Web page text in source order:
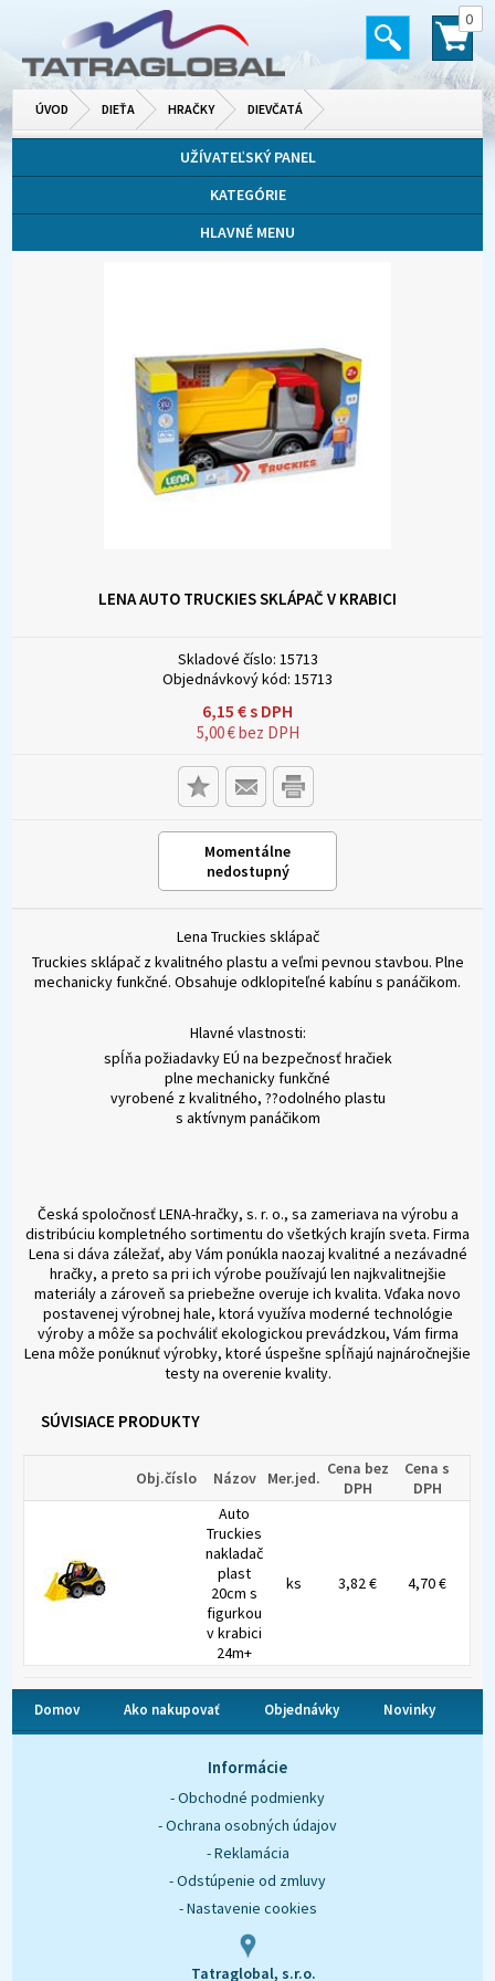
0
ÚVOD DIEŤA HRAČKY DIEVČATÁ
UŽÍVATEĽSKÝ PANEL
KATEGÓRIE
HLAVNÉ MENU
LENA AUTO TRUCKIES SKLÁPAČ V KRABICI
Skladové číslo: 15713
Objednávkový kód: 15713
6,15 €s DPH
5,00€bez DPH
Momentálne
nedostupný
Lena Truckies sklápač
Truckies sklápač z kvalitného plastu a veľmi pevnou stavbou. Plne
mechanicky funkčné. Obsahuje odklopiteľné kabínu s panáčikom.
Hlavné vlastnosti:
spĺňa požiadavky EÚ na bezpečnosť hračiek
plne mechanicky funkčné
vyrobené z kvalitného, ??odolného plastu
s aktívnym panáčikom
Česká spoločnosť LENA-hračky, s. r. o., sa zameriava na výrobu a
distribúciu kompletného sortimentu do všetkých krajín sveta. Firma
Lena si dáva záležať, aby Vám ponúkla naozaj kvalitné a nezávadné
hračky, a preto sa pri ich výrobe používajú len najkvalitnejšie
materiály a zároveň sa priebežne overuje ich kvalita. Vďaka novo
postavenej výrobnej hale, ktorá využíva moderné technológie
výroby a môže sa pochváliť ekologickou prevádzkou, Vám firma
Lena môže ponúknuť výrobky, ktoré úspešne spĺňajú najnáročnejšie
testy na overenie kvality.
SÚVISIACE PRODUKTY
Obj.číslo Názov Mer.jed. Cena bez
DPH
Cena s
DPH
Auto
Truckies
nakladač
plast
20cm s
figurkou
v krabici
24m+
ks 3,82 € 4,70 €
Domov Ako nakupovať Objednávky Novinky
Informácie
- Obchodné podmienky
- Ochrana osobných údajov
- Reklamácia
- Odstúpenie od zmluvy
- Nastavenie cookies
Tatraglobal, s.r.o.